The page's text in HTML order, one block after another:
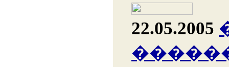
22.05.2005